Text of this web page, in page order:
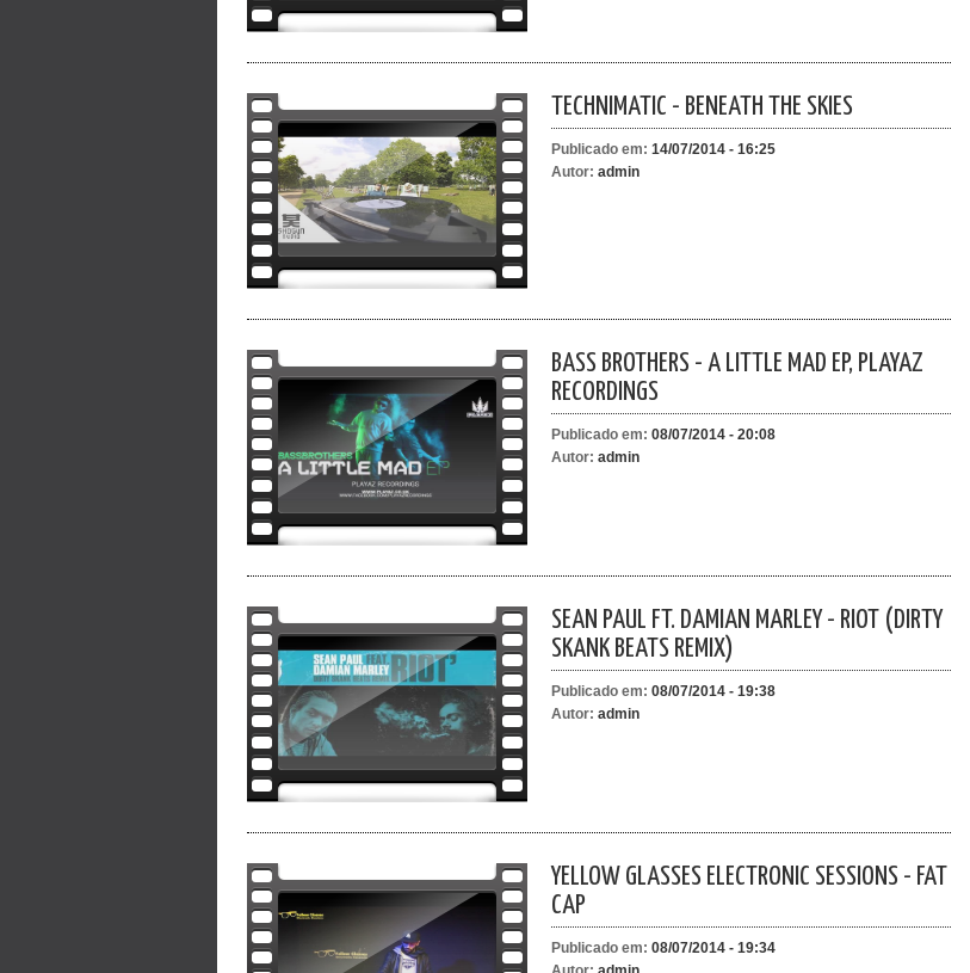
TECHNIMATIC - BENEATH THE SKIES
Publicado em: 14/07/2014 - 16:25
Autor: admin
BASS BROTHERS - A LITTLE MAD EP, PLAYAZ
RECORDINGS
Publicado em: 08/07/2014 - 20:08
Autor: admin
SEAN PAUL FT. DAMIAN MARLEY - RIOT (DIRTY
SKANK BEATS REMIX)
Publicado em: 08/07/2014 - 19:38
Autor: admin
YELLOW GLASSES ELECTRONIC SESSIONS - FAT
CAP
Publicado em: 08/07/2014 - 19:34